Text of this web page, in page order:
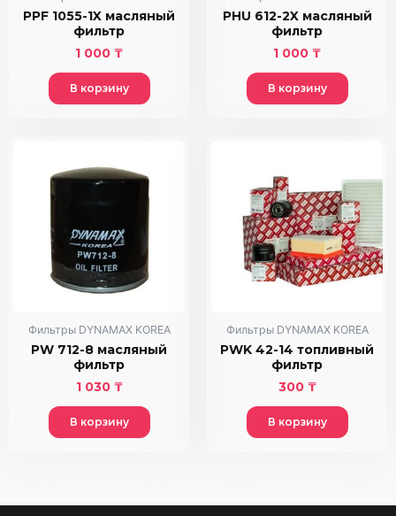
PPF 1055-1X масляный
фильтр
1 000 ₸
В корзину
PHU 612-2X масляный
фильтр
1 000 ₸
В корзину
Фильтры DYNAMAX KOREA
PW 712-8 масляный
фильтр
1 030 ₸
В корзину
Фильтры DYNAMAX KOREA
PWK 42-14 топливный
фильтр
300 ₸
В корзину